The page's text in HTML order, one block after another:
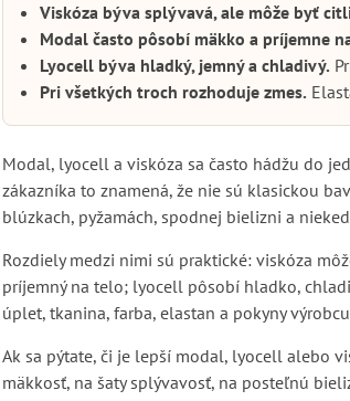
Viskóza býva splývavá, ale môže byť
Modal často pôsobí mäkko a príjemne
Lyocell býva hladký, jemný a chladivý.
Pri všetkých troch rozhoduje zmes.
Modal, lyocell a viskóza sa často hádžu do
zákazníka to znamená, že nie sú klasickou
blúzkach, pyžamách, spodnej bielizni a
Rozdiely medzi nimi sú praktické: viskóza
príjemný na telo; lyocell pôsobí hladko,
úplet, tkanina, farba, elastan a pokyny
Ak sa pýtate, či je lepší modal, lyocell alebo
mäkkosť, na šaty splývavosť, na posteľnú